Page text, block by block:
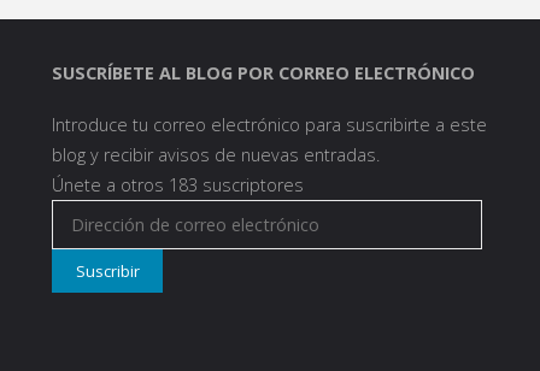
SUSCRÍBETE AL BLOG POR CORREO ELECTRÓNICO
Introduce tu correo electrónico para suscribirte a este
blog y recibir avisos de nuevas entradas.
Únete a otros 183 suscriptores
de
correo
Suscribir